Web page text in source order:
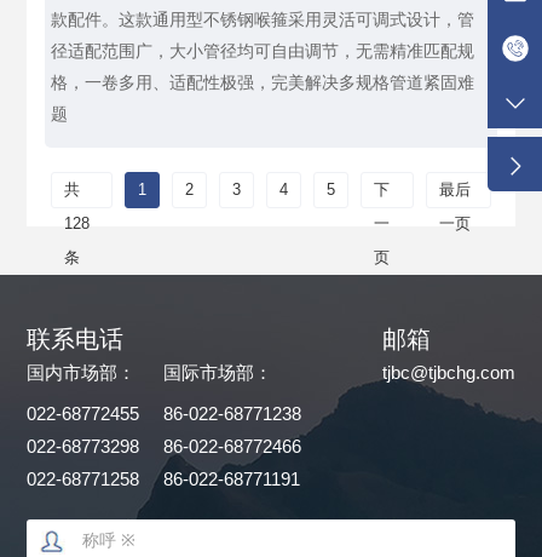
款配件。这款通用型不锈钢喉箍采用灵活可调式设计，管
径适配范围广，大小管径均可自由调节，无需精准匹配规
格，一卷多用、适配性极强，完美解决多规格管道紧固难
题
共
128
条
1 2 3 4 5
下
一
页
最后
一页
联系电话
国内市场部：
022-68772455
022-68773298
022-68771258
国际市场部：
86-022-68771238
86-022-68772466
86-022-68771191
邮箱
tjbc@tjbchg.com